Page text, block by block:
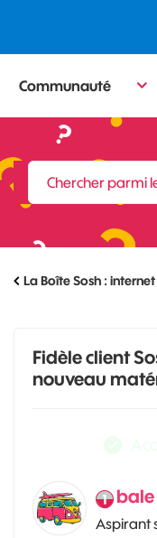
Communauté
La Boîte Sosh :
Fidèle client
nouveau
bale
Aspirant